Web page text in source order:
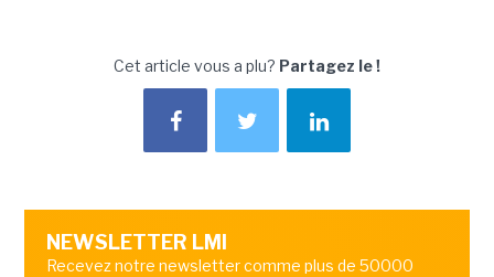
Cet article vous a plu? Partagez le !
NEWSLETTER LMI
Recevez notre newsletter comme plus de 50000